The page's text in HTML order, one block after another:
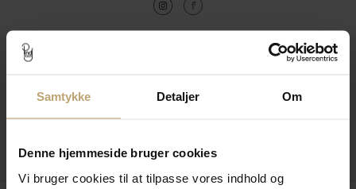
Samtykke Detaljer Om
Denne hjemmeside bruger cookies
Vi bruger cookies til at tilpasse vores indhold og
Kontakt
Åbningstider I Butikken
Information
Praktiske Sider